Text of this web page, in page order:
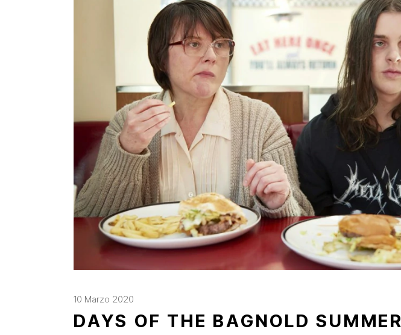
10 Marzo 2020
DAYS OF THE BAGNOLD SUMMER